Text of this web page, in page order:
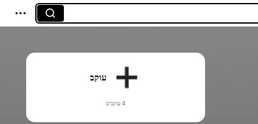
עוקב
4 עוקבים